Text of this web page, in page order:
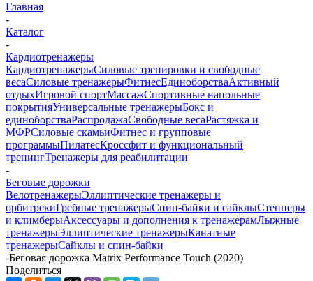
Главная
-
Каталог
-
Кардиотренажеры
КардиотренажерыСиловые тренировки и свободные
весаСиловые тренажерыФитнесЕдиноборстваАктивный
отдыхИгровой спортМассажСпортивные напольные
покрытияУниверсальные тренажерыБокс и
единоборстваРаспродажаСвободные весаРастяжка и
МФРСиловые скамьиФитнес и групповые
программыПилатесКроссфит и функциональный
тренингТренажеры для реабилитации
-
Беговые дорожки
ВелотренажерыЭллиптические тренажеры и
орбитрекиГребные тренажерыСпин-байки и сайклыСтепперы
и климберыАксессуары и дополнения к тренажерамЛыжные
тренажерыЭллиптические тренажерыКанатные
тренажерыСайклы и спин-байки
-Беговая дорожка Matrix Performance Touch (2020)
Поделиться